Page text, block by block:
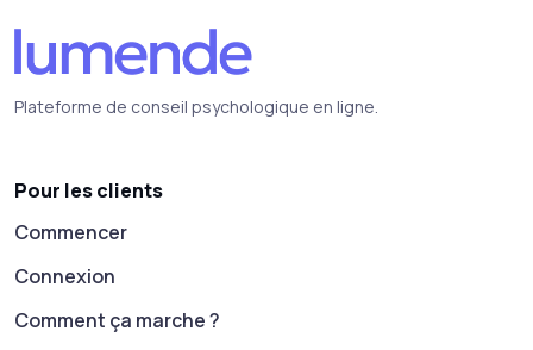
Plateforme de conseil psychologique en ligne.
Pour les clients
Commencer
Connexion
Comment ça marche ?